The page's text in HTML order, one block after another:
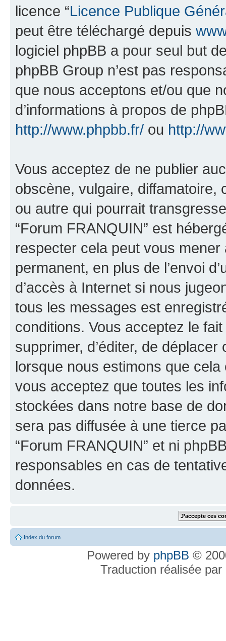
licence “Licence Publique
peut être téléchargé depuis
logiciel phpBB a pour seul but
phpBB Group n’est pas
que nous acceptons et/ou que
d’informations à propos de
http://www.phpbb.fr/ ou http://
Vous acceptez de ne publier
obscène, vulgaire, diffamatoire,
ou autre qui pourrait
“Forum FRANQUIN” est
respecter cela peut vous
permanent, en plus de l’envoi
d’accès à Internet si nous
tous les messages est
conditions. Vous acceptez le
supprimer, d’éditer, de
lorsque nous estimons que cela
vous acceptez que toutes les
stockées dans notre base de
sera pas diffusée à une tierce
“Forum FRANQUIN” et ni
responsables en cas de
données.
Index du forum
Powered by phpBB ©
Traduction réalisée par